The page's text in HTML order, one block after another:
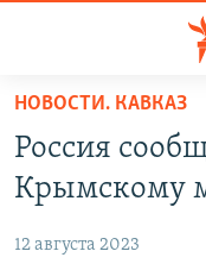
упрощенного
доступа
Вернуться
основному
АВТОРСКИЕ
ЦИТАТЫ СВОБОДЫ
НОВОСТИ. КАВКАЗ
Россия
Крымскому
12 августа 2023